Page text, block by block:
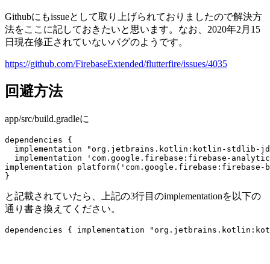
Githubにもissueとして取り上げられておりましたので解決方
法をここに記しておきたいと思います。なお、2020年2月15
日現在修正されていないバグのようです。
https://github.com/FirebaseExtended/flutterfire/issues/4035
回避方法
app/src/build.gradleに
dependencies {
implementation "org.jetbrains.kotlin:kotlin-stdlib-
implementation 'com.google.firebase:firebase-
implementation
と記載されていたら、上記の3行目のimplementationを以下の
通り書き換えてください。
dependencies { implementation